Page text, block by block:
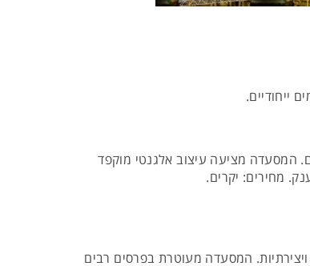
ייחודיים.
המסעדה מציעה עיצוב אלגנטי מוקפד
מחירים: יקרים.
המסעדה מעוטרת בפרסים רבים